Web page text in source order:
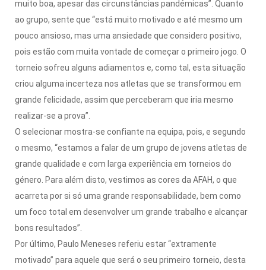
muito boa, apesar das circunstâncias pandémicas”. Quanto
ao grupo, sente que “está muito motivado e até mesmo um
pouco ansioso, mas uma ansiedade que considero positivo,
pois estão com muita vontade de começar o primeiro jogo. O
torneio sofreu alguns adiamentos e, como tal, esta situação
criou alguma incerteza nos atletas que se transformou em
grande felicidade, assim que perceberam que iria mesmo
realizar-se a prova”.
O selecionar mostra-se confiante na equipa, pois, e segundo
o mesmo, “estamos a falar de um grupo de jovens atletas de
grande qualidade e com larga experiência em torneios do
género. Para além disto, vestimos as cores da AFAH, o que
acarreta por si só uma grande responsabilidade, bem como
um foco total em desenvolver um grande trabalho e alcançar
bons resultados”.
Por último, Paulo Meneses referiu estar “extramente
motivado” para aquele que será o seu primeiro torneio, desta